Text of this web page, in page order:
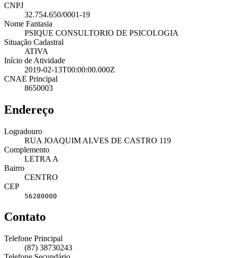
CNPJ
32.754.650/0001-19
Nome Fantasia
PSIQUE CONSULTORIO DE PSICOLOGIA
Situação Cadastral
ATIVA
Início de Atividade
2019-02-13T00:00:00.000Z
CNAE Principal
8650003
Endereço
Logradouro
RUA JOAQUIM ALVES DE CASTRO 119
Complemento
LETRA A
Bairro
CENTRO
CEP
56280000
Contato
Telefone Principal
(87) 38730243